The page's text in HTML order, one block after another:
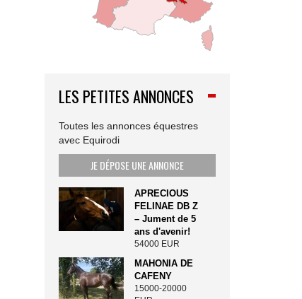
LES PETITES ANNONCES
Toutes les annonces équestres
avec Equirodi
JE DÉPOSE UNE ANNONCE
APRECIOUS
FELINAE DB Z
– Jument de 5
ans d'avenir!
54000 EUR
MAHONIA DE
CAFENY
15000-20000